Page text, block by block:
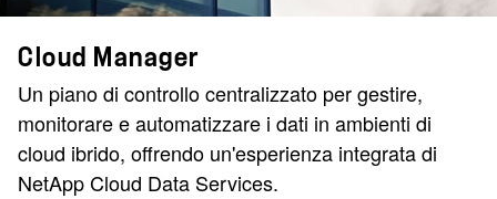
Cloud Manager
Un piano di controllo centralizzato per gestire,
monitorare e automatizzare i dati in ambienti di
cloud ibrido, offrendo un'esperienza integrata di
NetApp Cloud Data Services.